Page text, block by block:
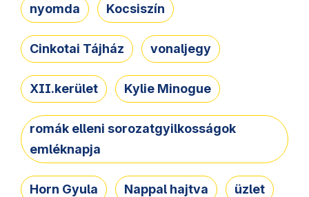
nyomda Kocsiszín
Cinkotai Tájház vonaljegy
XII.kerület Kylie Minogue
romák elleni sorozatgyilkosságok
emléknapja
Horn Gyula Nappal hajtva üzlet